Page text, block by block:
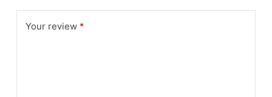
Your review*